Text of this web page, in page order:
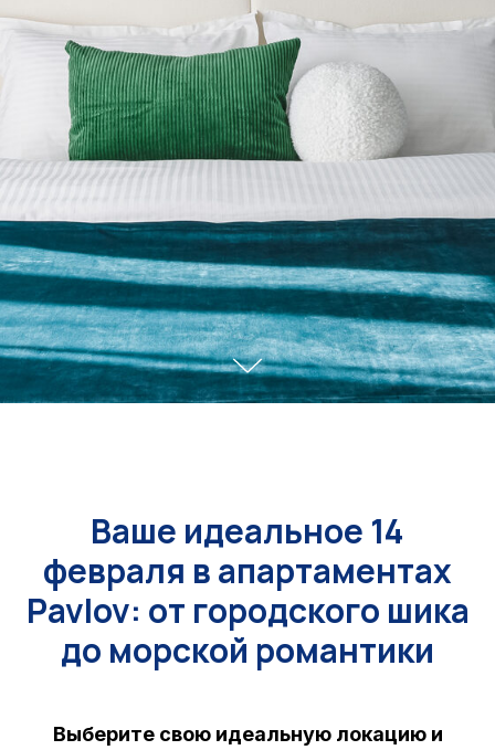
Ваше идеальное 14
февраля в апартаментах
Pavlov: от городского шика
до морской романтики
Выберите свою идеальную локацию и